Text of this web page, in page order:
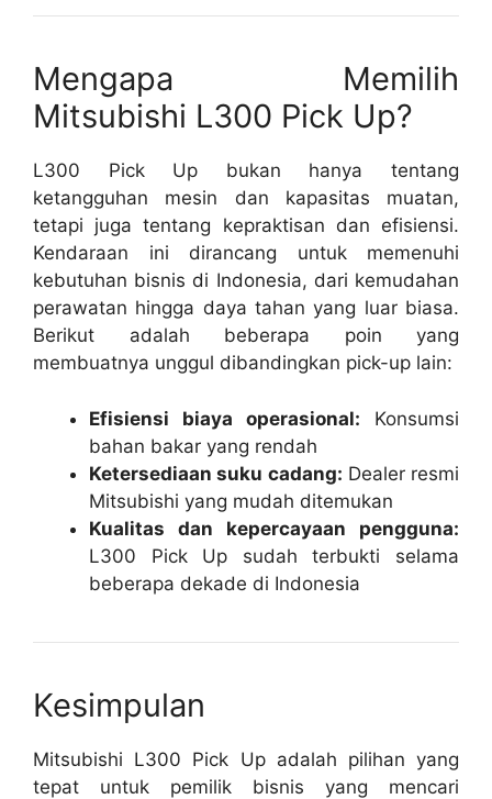
Mengapa Memilih
Mitsubishi L300 Pick Up?
L300 Pick Up bukan hanya tentang
ketangguhan mesin dan kapasitas muatan,
tetapi juga tentang kepraktisan dan efisiensi.
Kendaraan ini dirancang untuk memenuhi
kebutuhan bisnis di Indonesia, dari kemudahan
perawatan hingga daya tahan yang luar biasa.
Berikut adalah beberapa poin yang
membuatnya unggul dibandingkan pick-up lain:
Efisiensi biaya operasional: Konsumsi
bahan bakar yang rendah
Ketersediaan suku cadang: Dealer resmi
Mitsubishi yang mudah ditemukan
Kualitas dan kepercayaan pengguna:
L300 Pick Up sudah terbukti selama
beberapa dekade di Indonesia
Kesimpulan
Mitsubishi L300 Pick Up adalah pilihan yang
tepat untuk pemilik bisnis yang mencari